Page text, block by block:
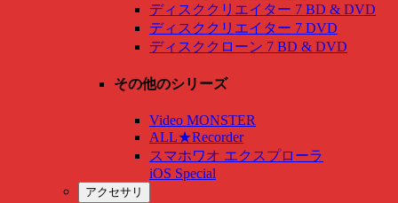
ディスククリエイター 7 BD & DVD
ディスククリエイター 7 DVD
ディスククローン 7 BD & DVD
その他のシリーズ
Video MONSTER
ALL★Recorder
スマホワオ エクスプローラ
iOS Special
アクセサリ